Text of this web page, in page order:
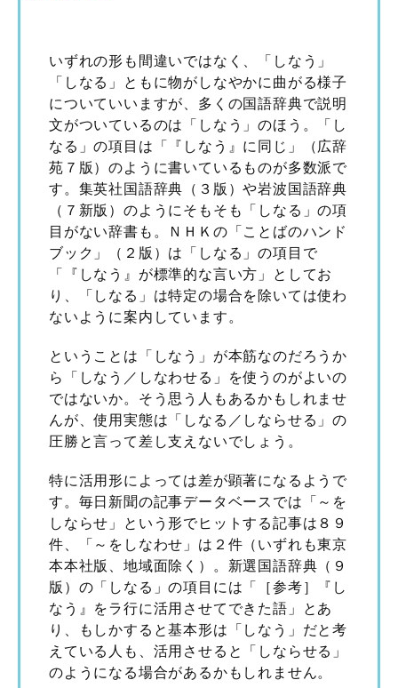
いずれの形も間違いではなく、「しなう」
「しなる」ともに物がしなやかに曲がる様子
についていいますが、多くの国語辞典で説明
文がついているのは「しなう」のほう。「し
なる」の項目は「『しなう』に同じ」（広辞
苑７版）のように書いているものが多数派で
す。集英社国語辞典（３版）や岩波国語辞典
（７新版）のようにそもそも「しなる」の項
目がない辞書も。ＮＨＫの「ことばのハンド
ブック」（２版）は「しなる」の項目で
「『しなう』が標準的な言い方」としてお
り、「しなる」は特定の場合を除いては使わ
ないように案内しています。
ということは「しなう」が本筋なのだろうか
ら「しなう／しなわせる」を使うのがよいの
ではないか。そう思う人もあるかもしれませ
んが、使用実態は「しなる／しならせる」の
圧勝と言って差し支えないでしょう。
特に活用形によっては差が顕著になるようで
す。毎日新聞の記事データベースでは「～を
しならせ」という形でヒットする記事は８９
件、「～をしなわせ」は２件（いずれも東京
本本社版、地域面除く）。新選国語辞典（９
版）の「しなる」の項目には「［参考］『し
なう』をラ行に活用させてできた語」とあ
り、もしかすると基本形は「しなう」だと考
えている人も、活用させると「しならせる」
のようになる場合があるかもしれません。